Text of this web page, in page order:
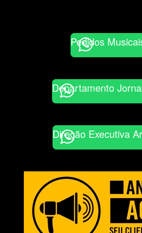
Pedidos
Departamento
Direção Executiva